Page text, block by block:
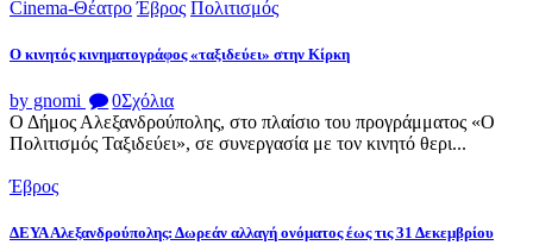
Cinema-Θέατρο Έβρος Πολιτισμός
Ο κινητός κινηματογράφος «ταξιδεύει» στην Κίρκη
by gnomi 0Σχόλια
Ο Δήμος Αλεξανδρούπολης, στο πλαίσιο του προγράμματος «Ο
Πολιτισμός Ταξιδεύει», σε συνεργασία με τον κινητό θερι...
Έβρος
ΔΕΥΑ Αλεξανδρούπολης: Δωρεάν αλλαγή ονόματος έως τις 31 Δεκεμβρίου